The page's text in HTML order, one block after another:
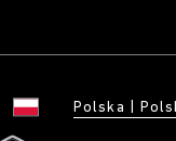
Polska